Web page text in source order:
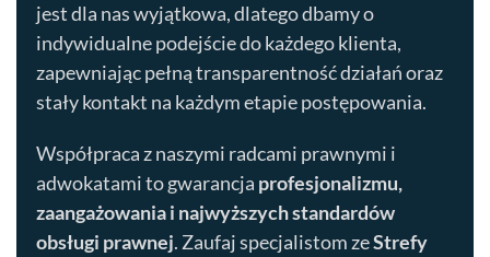
jest dla nas wyjątkowa, dlatego dbamy o
indywidualne podejście do każdego klienta,
zapewniając pełną transparentność działań oraz
stały kontakt na każdym etapie postępowania.
Współpraca z naszymi radcami prawnymi i
adwokatami to gwarancja profesjonalizmu,
zaangażowania i najwyższych standardów
obsługi prawnej. Zaufaj specjalistom zeStrefy